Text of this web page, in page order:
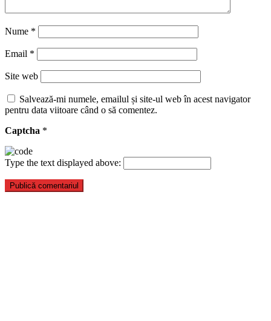
Nume *
Email *
Site web
Salvează-mi numele, emailul și site-ul web în acest navigator
pentru data viitoare când o să comentez.
Captcha *
Type the text displayed above: